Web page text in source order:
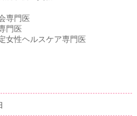
専門医
門医
女性ヘルスケア専門医